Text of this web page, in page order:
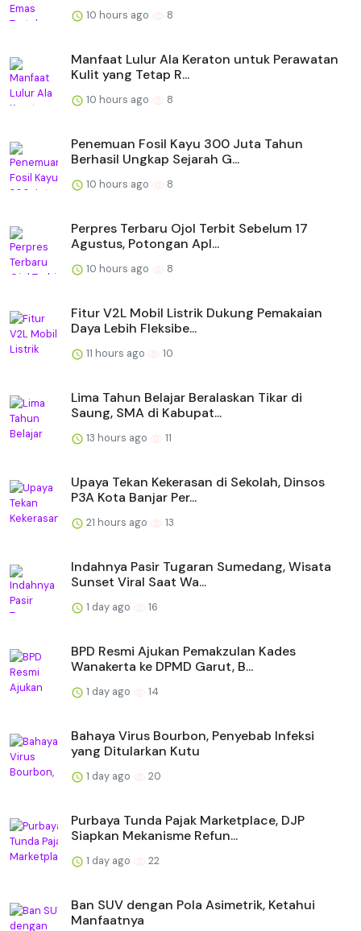
10 hours ago 8
Manfaat Lulur Ala Keraton untuk Perawatan
Kulit yang Tetap R...
10 hours ago 8
Penemuan Fosil Kayu 300 Juta Tahun
Berhasil Ungkap Sejarah G...
10 hours ago 8
Perpres Terbaru Ojol Terbit Sebelum 17
Agustus, Potongan Apl...
10 hours ago 8
Fitur V2L Mobil Listrik Dukung Pemakaian
Daya Lebih Fleksibe...
11 hours ago 10
Lima Tahun Belajar Beralaskan Tikar di
Saung, SMA di Kabupat...
13 hours ago 11
Upaya Tekan Kekerasan di Sekolah, Dinsos
P3A Kota Banjar Per...
21 hours ago 13
Indahnya Pasir Tugaran Sumedang, Wisata
Sunset Viral Saat Wa...
1 day ago 16
BPD Resmi Ajukan Pemakzulan Kades
Wanakerta ke DPMD Garut, B...
1 day ago 14
Bahaya Virus Bourbon, Penyebab Infeksi
yang Ditularkan Kutu
1 day ago 20
Purbaya Tunda Pajak Marketplace, DJP
Siapkan Mekanisme Refun...
1 day ago 22
Ban SUV dengan Pola Asimetrik, Ketahui
Manfaatnya